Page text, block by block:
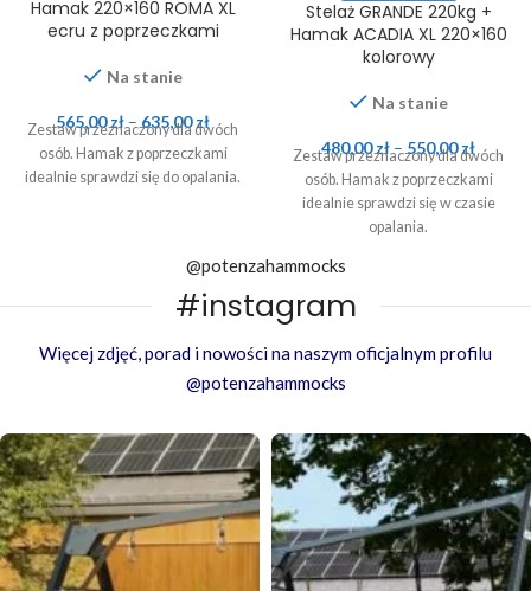
Hamak 220×160 ROMA XL
ecru z poprzeczkami
Na stanie
565,00zł – 635,00zł
Zestaw przeznaczony dla dwóch
osób. Hamak z poprzeczkami
idealnie sprawdzi się do opalania.
Stelaż GRANDE 220kg +
Hamak ACADIA XL 220×160
kolorowy
Na stanie
480,00zł – 550,00zł
Zestaw przeznaczony dla dwóch
osób. Hamak z poprzeczkami
idealnie sprawdzi się w czasie
opalania.
@potenzahammocks
#instagram
Więcej zdjęć, porad i nowości na naszym oficjalnym profilu
@potenzahammocks